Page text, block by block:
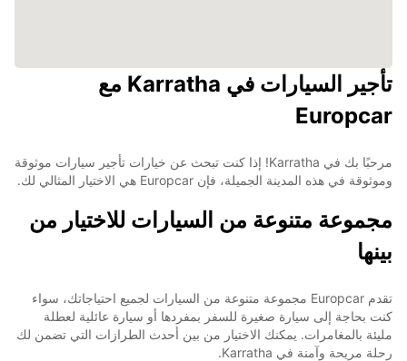
تأجير السيارات في Karratha مع
Europcar
مرحبًا بك في Karratha! إذا كنت تبحث عن خيارات تأجير سيارات موثوقة
وموثوقة في هذه المدينة الجميلة، فإن Europcar هي الاختيار المثالي لك.
مجموعة متنوعة من السيارات للاختيار من
بينها
تقدم Europcar مجموعة متنوعة من السيارات لجميع احتياجاتك، سواء
كنت بحاجة إلى سيارة صغيرة للسفر بمفردها أو سيارة عائلية لعطلة
مليئة بالمغامرات. يمكنك الاختيار من بين أحدث الطرازات التي تضمن لك
رحلة مريحة وآمنة في Karratha.